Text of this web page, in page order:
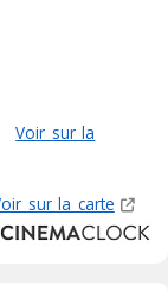
Voir sur la
sur la carte